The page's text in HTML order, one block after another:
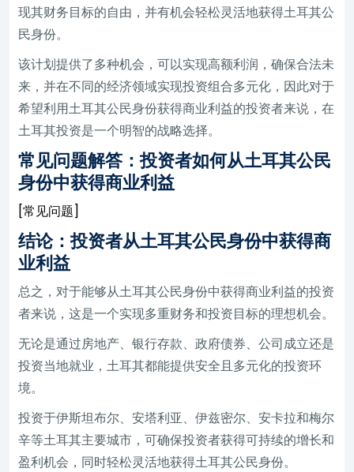
现其财务目标的自由，并有机会轻松灵活地获得土耳其公
民身份。
该计划提供了多种机会，可以实现高额利润，确保合法未
来，并在不同的经济领域实现投资组合多元化，因此对于
希望利用土耳其公民身份获得商业利益的投资者来说，在
土耳其投资是一个明智的战略选择。
常见问题解答：投资者如何从土耳其公民
身份中获得商业利益
[常见问题]
结论：投资者从土耳其公民身份中获得商
业利益
总之，对于能够从土耳其公民身份中获得商业利益的投资
者来说，这是一个实现多重财务和投资目标的理想机会。
无论是通过房地产、银行存款、政府债券、公司成立还是
投资当地就业，土耳其都能提供安全且多元化的投资环
境。
投资于伊斯坦布尔、安塔利亚、伊兹密尔、安卡拉和梅尔
辛等土耳其主要城市，可确保投资者获得可持续的增长和
盈利机会，同时轻松灵活地获得土耳其公民身份。